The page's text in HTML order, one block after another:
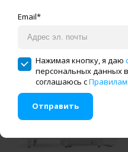
Email*
Нажимая кнопку, я даю
персональных данных
соглашаюсь с
Отправить
Добавить в корзину